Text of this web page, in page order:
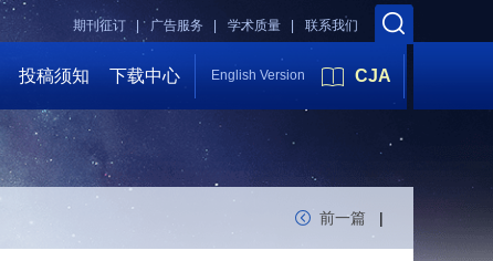
联系我们
学术质量 |
广告服务 |
期刊征订 |
投稿须知 下载中心 English Version CJA
前一篇 |